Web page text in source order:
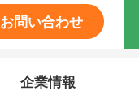
お問い合わせ
企業情報